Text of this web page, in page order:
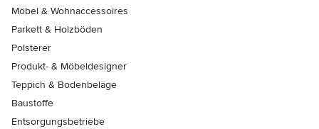
Möbel & Wohnaccessoires
Parkett & Holzböden
Polsterer
Produkt- & Möbeldesigner
Teppich & Bodenbeläge
Baustoffe
Entsorgungsbetriebe